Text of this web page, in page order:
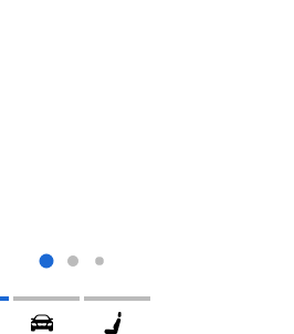
Galéria 360° Külső